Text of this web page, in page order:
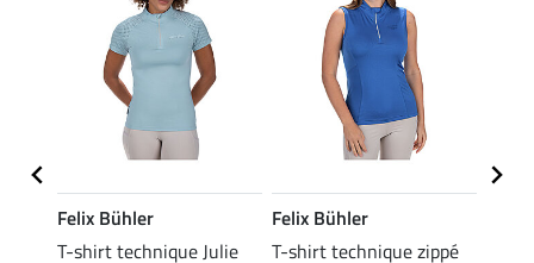
Felix Bühler
T-shirt technique Julie
Felix Bühler
T-shirt technique zippé